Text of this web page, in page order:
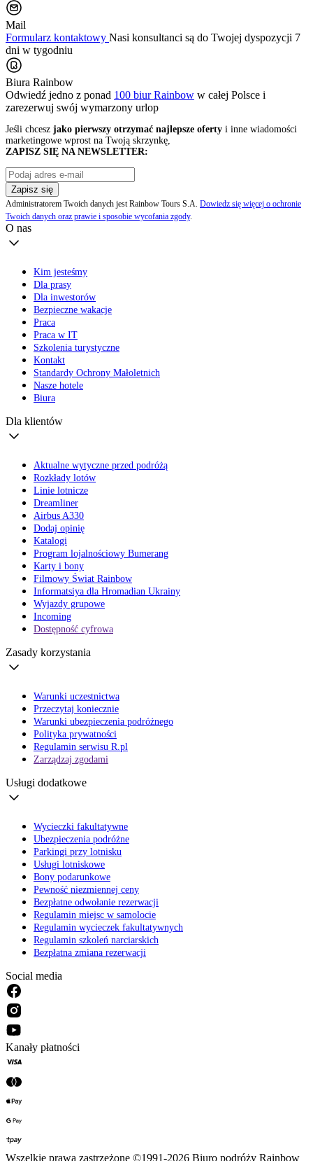
Mail
Formularz kontaktowy Nasi konsultanci są do Twojej dyspozycji 7
dni w tygodniu
Biura Rainbow
Odwiedź jedno z ponad 100 biur Rainbow w całej Polsce i
zarezerwuj swój wymarzony urlop
Jeśli chcesz jako pierwszy otrzymać najlepsze oferty i inne wiadomości
marketingowe wprost na Twoją skrzynkę,
ZAPISZ SIĘ NA NEWSLETTER:
Zapisz się
Administratorem Twoich danych jest Rainbow Tours S.A. Dowiedz się więcej o ochronie
Twoich danych oraz prawie i sposobie wycofania zgody.
O nas
Kim jesteśmy
Dla prasy
Dla inwestorów
Bezpieczne wakacje
Praca
Praca w IT
Szkolenia turystyczne
Kontakt
Standardy Ochrony Małoletnich
Nasze hotele
Biura
Dla klientów
Aktualne wytyczne przed podróżą
Rozkłady lotów
Linie lotnicze
Dreamliner
Airbus A330
Dodaj opinię
Katalogi
Program lojalnościowy Bumerang
Karty i bony
Filmowy Świat Rainbow
Informatsiya dla Hromadian Ukrainy
Wyjazdy grupowe
Incoming
Dostępność cyfrowa
Zasady korzystania
Warunki uczestnictwa
Przeczytaj koniecznie
Warunki ubezpieczenia podróżnego
Polityka prywatności
Regulamin serwisu R.pl
Zarządzaj zgodami
Usługi dodatkowe
Wycieczki fakultatywne
Ubezpieczenia podróżne
Parkingi przy lotnisku
Usługi lotniskowe
Bony podarunkowe
Pewność niezmiennej ceny
Bezpłatne odwołanie rezerwacji
Regulamin miejsc w samolocie
Regulamin wycieczek fakultatywnych
Regulamin szkoleń narciarskich
Bezpłatna zmiana rezerwacji
Social media
Kanały płatności
Wszelkie prawa zastrzeżone ©1991-2026 Biuro podróży Rainbow